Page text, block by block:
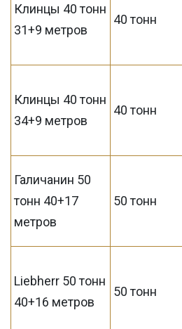
Клинцы 40 тонн
31+9 метров
40 тонн
Клинцы 40 тонн
34+9 метров
40 тонн
Галичанин 50
тонн 40+17
метров
50 тонн
Liebherr 50 тонн
40+16 метров
50 тонн